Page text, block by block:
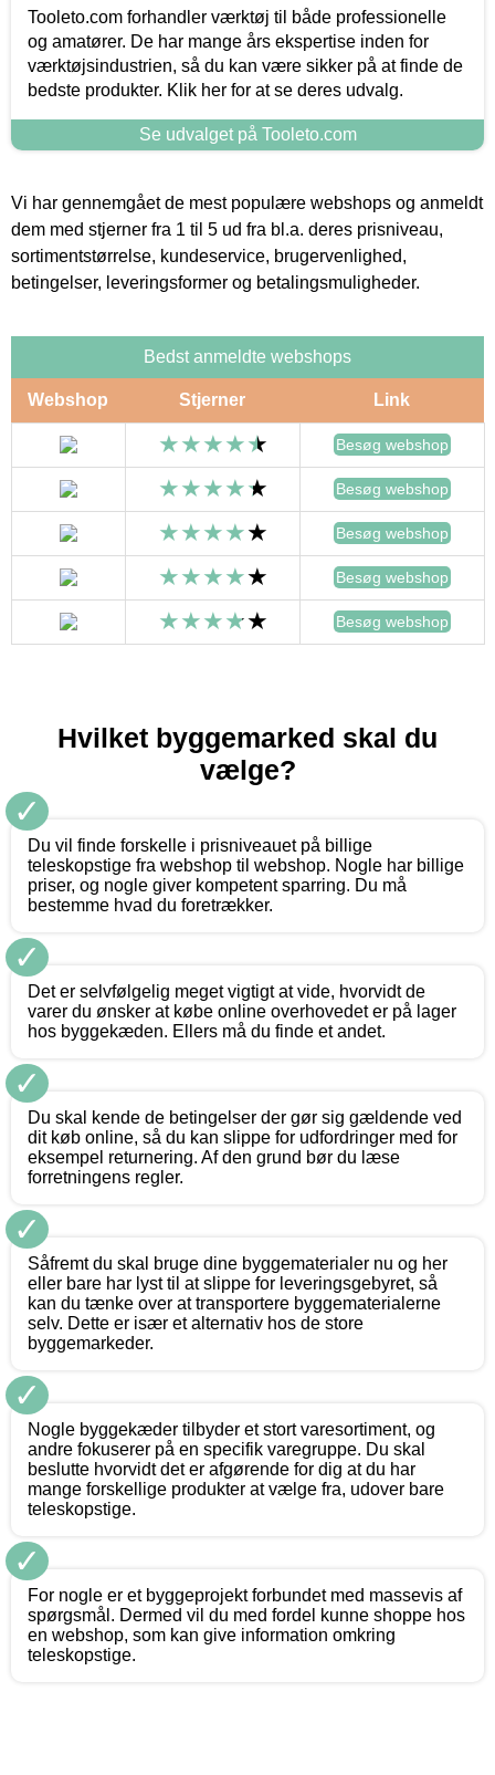
Tooleto.com forhandler værktøj til både professionelle
og amatører. De har mange års ekspertise inden for
værktøjsindustrien, så du kan være sikker på at finde de
bedste produkter. Klik her for at se deres udvalg.
Se udvalget på Tooleto.com
Vi har gennemgået de mest populære webshops og anmeldt
dem med stjerner fra 1 til 5 ud fra bl.a. deres prisniveau,
sortimentstørrelse, kundeservice, brugervenlighed,
betingelser, leveringsformer og betalingsmuligheder.
Bedst anmeldte webshops
Webshop Stjerner Link
Besøg webshop
Besøg webshop
Besøg webshop
Besøg webshop
Besøg webshop
Hvilket byggemarked skal du
vælge?
✓
Du vil finde forskelle i prisniveauet på billige
teleskopstige fra webshop til webshop. Nogle har billige
priser, og nogle giver kompetent sparring. Du må
bestemme hvad du foretrækker.
✓
Det er selvfølgelig meget vigtigt at vide, hvorvidt de
varer du ønsker at købe online overhovedet er på lager
hos byggekæden. Ellers må du finde et andet.
✓
Du skal kende de betingelser der gør sig gældende ved
dit køb online, så du kan slippe for udfordringer med for
eksempel returnering. Af den grund bør du læse
forretningens regler.
✓
Såfremt du skal bruge dine byggematerialer nu og her
eller bare har lyst til at slippe for leveringsgebyret, så
kan du tænke over at transportere byggematerialerne
selv. Dette er især et alternativ hos de store
byggemarkeder.
✓
Nogle byggekæder tilbyder et stort varesortiment, og
andre fokuserer på en specifik varegruppe. Du skal
beslutte hvorvidt det er afgørende for dig at du har
mange forskellige produkter at vælge fra, udover bare
teleskopstige.
✓
For nogle er et byggeprojekt forbundet med massevis af
spørgsmål. Dermed vil du med fordel kunne shoppe hos
en webshop, som kan give information omkring
teleskopstige.